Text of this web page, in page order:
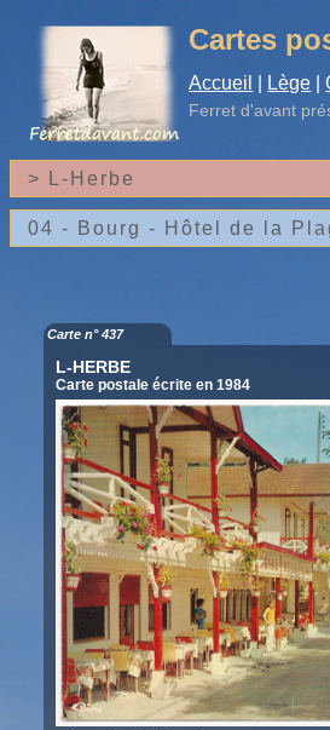
Cartes
Accueil Lège
Ferret d'avant
Carte n° 437
L-HERBE
Carte postale écrite en 1984